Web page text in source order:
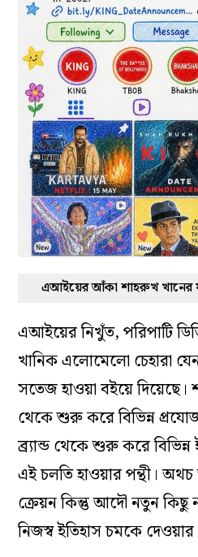
এআইয়ের আঁকা শাহরুখ খানের
এআইয়ের নিখুঁত, পরিপাটি
খানিক এলোমেলো চেহারা
সতেজ হাওয়া বইয়ে
থেকে শুরু করে বিভিন্ন
ব্র্যান্ড থেকে শুরু করে
এই চলতি হাওয়ার পন্থী।
ক্রেয়ন কিন্তু আদৌ নতুন কিছু
নিজস্ব ইতিহাস চমকে